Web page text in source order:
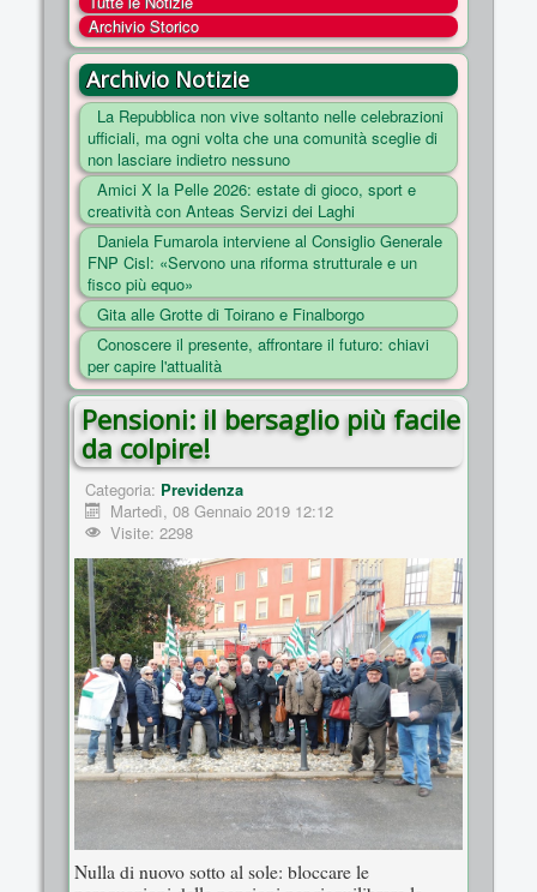
COSA FACCIAMO
ENTI
NOTIZIE
ESSENZIALI
MAPPA DEL SITO
CONVENZIONI
FOTO
SOCIAL
Archivio Storico
Archivio Notizie
La Repubblica non vive soltanto nelle celebrazioni
ufficiali, ma ogni volta che una comunità sceglie di
non lasciare indietro nessuno
Amici X la Pelle 2026: estate di gioco, sport e
creatività con Anteas Servizi dei Laghi
Daniela Fumarola interviene al Consiglio Generale
FNP Cisl: «Servono una riforma strutturale e un
fisco più equo»
Gita alle Grotte di Toirano e Finalborgo
Conoscere il presente, affrontare il futuro: chiavi
per capire l'attualità
Pensioni: il bersaglio più facile
da colpire!
Categoria: Previdenza
Martedì, 08 Gennaio 2019 12:12
Visite: 2298
Nulla di nuovo sotto al sole: bloccare le